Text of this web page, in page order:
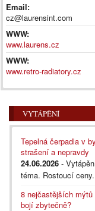
Email:
cz@laurensint.com
WWW:
www.laurens.cz
WWW:
www.retro-radiatory.cz
VYTÁPĚNÍ
Tepelná čerpadla v
strašení a nepravdy
24.06.2026 -
téma. Rostoucí
8 nejčastějších
bojí zbytečně?